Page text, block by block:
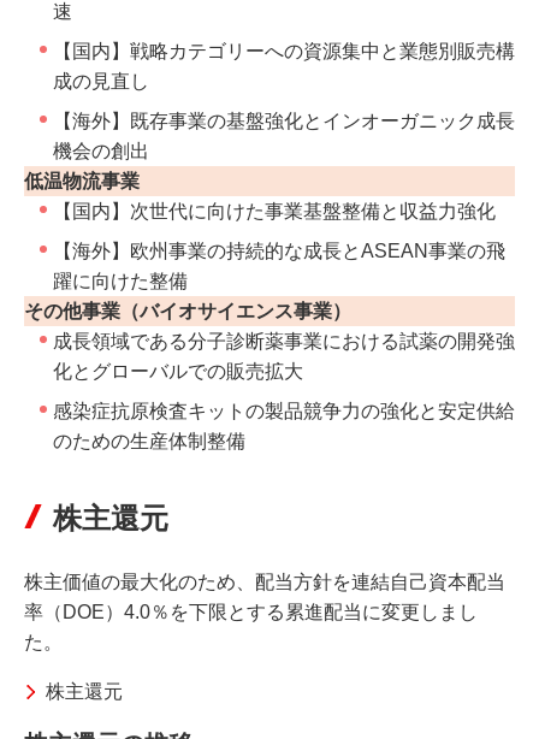
速
【国内】戦略カテゴリーへの資源集中と業態別販売構
成の見直し
【海外】既存事業の基盤強化とインオーガニック成長
機会の創出
低温物流事業
【国内】次世代に向けた事業基盤整備と収益力強化
【海外】欧州事業の持続的な成長とASEAN事業の飛
躍に向けた整備
その他事業（バイオサイエンス事業）
成長領域である分子診断薬事業における試薬の開発強
化とグローバルでの販売拡大
感染症抗原検査キットの製品競争力の強化と安定供給
のための生産体制整備
株主還元
株主価値の最大化のため、配当方針を連結自己資本配当
率（DOE）4.0％を下限とする累進配当に変更しまし
た。
株主還元